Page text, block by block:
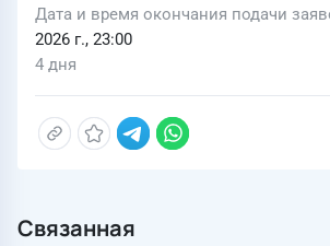
Дата и время окончания подачи
2026 г., 23:00
4 дня
Связанная